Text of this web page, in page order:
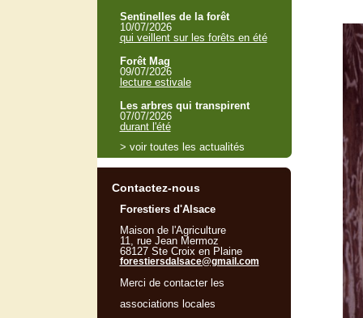
Sentinelles de la forêt
10/07/2026
qui veillent sur les forêts en été
Forêt Mag
09/07/2026
lecture estivale
Les arbres qui transpirent
07/07/2026
durant l'été
> voir toutes les actualités
Contactez-nous
Forestiers d'Alsace
Maison de l'Agriculture
11, rue Jean Mermoz
68127 Ste Croix en Plaine
forestiersdalsace@gmail.com
Merci de contacter les
associations locales